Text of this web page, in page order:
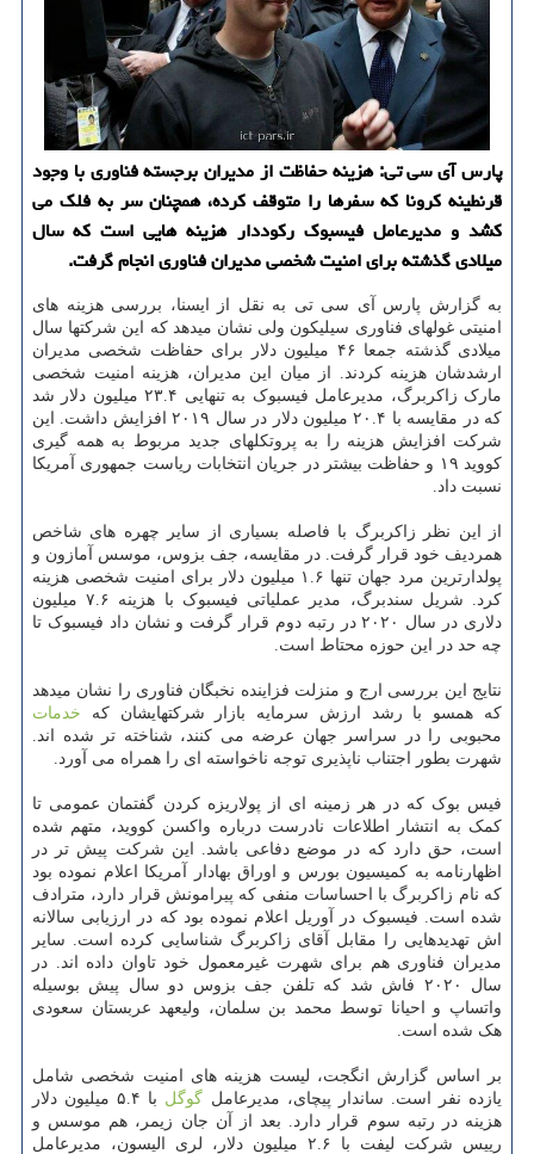
پارس آی سی تی: هزینه حفاظت از مدیران برجسته فناوری با وجود
قرنطینه کرونا که سفرها را متوقف کرده، همچنان سر به فلک می
کشد و مدیرعامل فیسبوک رکوددار هزینه هایی است که سال
میلادی گذشته برای امنیت شخصی مدیران فناوری انجام گرفت.
به گزارش پارس آی سی تی به نقل از ایسنا، بررسی هزینه های
امنیتی غولهای فناوری سیلیکون ولی نشان میدهد که این شرکتها سال
میلادی گذشته جمعا ۴۶ میلیون دلار برای حفاظت شخصی مدیران
ارشدشان هزینه کردند. از میان این مدیران، هزینه امنیت شخصی
مارک زاکربرگ، مدیرعامل فیسبوک به تنهایی ۲۳.۴ میلیون دلار شد
که در مقایسه با ۲۰.۴ میلیون دلار در سال ۲۰۱۹ افزایش داشت. این
شرکت افزایش هزینه را به پروتکلهای جدید مربوط به همه گیری
کووید ۱۹ و حفاظت بیشتر در جریان انتخابات ریاست جمهوری آمریکا
نسبت داد.
از این نظر زاکربرگ با فاصله بسیاری از سایر چهره های شاخص
همردیف خود قرار گرفت. در مقایسه، جف بزوس، موسس آمازون و
پولدارترین مرد جهان تنها ۱.۶ میلیون دلار برای امنیت شخصی هزینه
کرد. شریل سندبرگ، مدیر عملیاتی فیسبوک با هزینه ۷.۶ میلیون
دلاری در سال ۲۰۲۰ در رتبه دوم قرار گرفت و نشان داد فیسبوک تا
چه حد در این حوزه محتاط است.
نتایج این بررسی ارج و منزلت فزاینده نخبگان فناوری را نشان میدهد
که همسو با رشد ارزش سرمایه بازار شرکتهایشان که خدمات
محبوبی را در سراسر جهان عرضه می کنند، شناخته تر شده اند.
شهرت بطور اجتناب ناپذیری توجه ناخواسته ای را همراه می آورد.
فیس بوک که در هر زمینه ای از پولاریزه کردن گفتمان عمومی تا
کمک به انتشار اطلاعات نادرست درباره واکسن کووید، متهم شده
است، حق دارد که در موضع دفاعی باشد. این شرکت پیش تر در
اظهارنامه به کمیسیون بورس و اوراق بهادار آمریکا اعلام نموده بود
که نام زاکربرگ با احساسات منفی که پیرامونش قرار دارد، مترادف
شده است. فیسبوک در آوریل اعلام نموده بود که در ارزیابی سالانه
اش تهدیدهایی را مقابل آقای زاکربرگ شناسایی کرده است. سایر
مدیران فناوری هم برای شهرت غیرمعمول خود تاوان داده اند. در
سال ۲۰۲۰ فاش شد که تلفن جف بزوس دو سال پیش بوسیله
واتساپ و احیانا توسط محمد بن سلمان، ولیعهد عربستان سعودی
هک شده است.
بر اساس گزارش انگجت، لیست هزینه های امنیت شخصی شامل
یازده نفر است. ساندار پیچای، مدیرعامل گوگل
با ۵.۴ میلیون دلار
هزینه در رتبه سوم قرار دارد. بعد از آن جان زیمر، هم موسس و
رییس شرکت لیفت با ۲.۶ میلیون دلار، لری الیسون، مدیرعامل